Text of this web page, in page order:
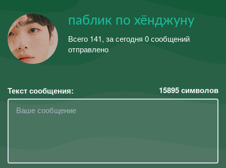
паблик по хёнджуну
Всего 141, за сегодня 0 сообщений
отправлено
Текст сообщения: 15895символов